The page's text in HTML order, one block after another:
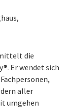
die
Er wendet sich
aller
umgehen